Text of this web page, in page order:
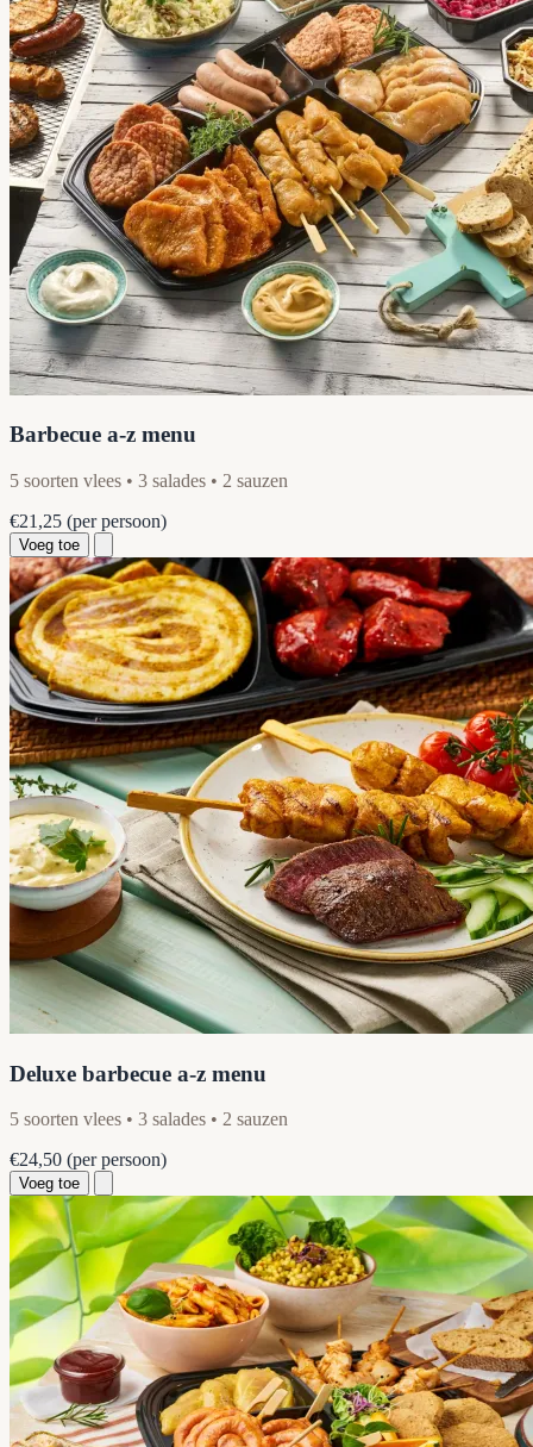
Barbecue a-z menu
5 soorten vlees • 3 salades • 2 sauzen
€21,25 (per persoon)
Voeg toe
Deluxe barbecue a-z menu
5 soorten vlees • 3 salades • 2 sauzen
€24,50 (per persoon)
Voeg toe